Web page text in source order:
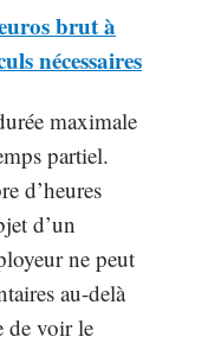
brut à
nécessaires
maximale
partiel.
d’heures
d’un
ne peut
au-delà
de voir le